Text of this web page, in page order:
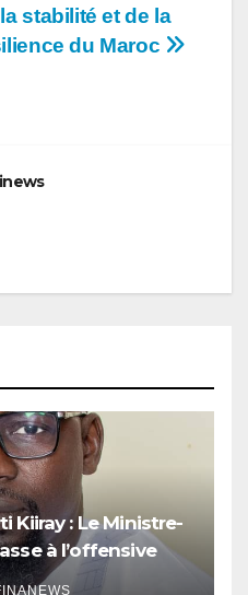
stabilité et de la
du Maroc
Kiiray : Le Ministre-
à l’offensive